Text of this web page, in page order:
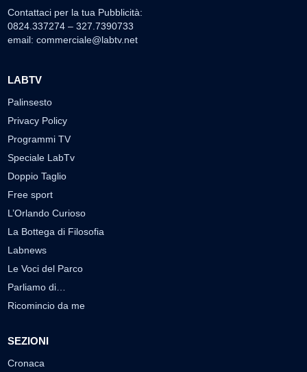
Contattaci per la tua Pubblicità:
0824.337274 – 327.7390733
email: commerciale@labtv.net
LABTV
Palinsesto
Privacy Policy
Programmi TV
Speciale LabTv
Doppio Taglio
Free sport
L’Orlando Curioso
La Bottega di Filosofia
Labnews
Le Voci del Parco
Parliamo di…
Ricomincio da me
SEZIONI
Cronaca